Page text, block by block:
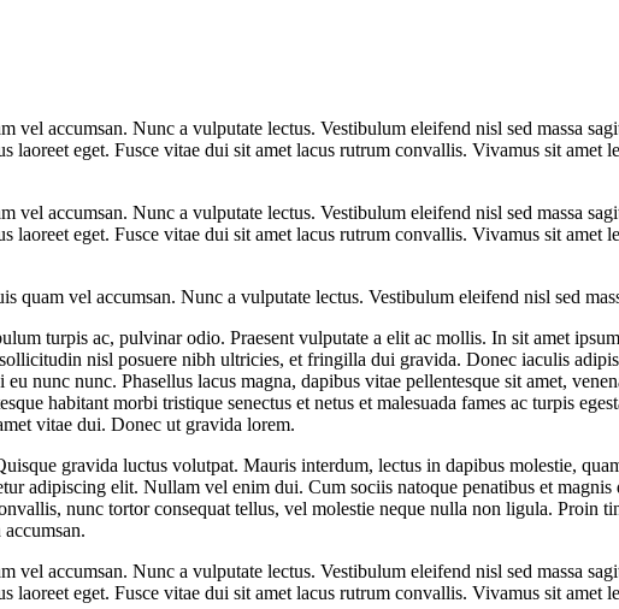
accumsan. Nunc a vulputate lectus. Vestibulum eleifend nisl sed massa
eget. Fusce vitae dui sit amet lacus rutrum convallis. Vivamus sit amet
accumsan. Nunc a vulputate lectus. Vestibulum eleifend nisl sed massa
eget. Fusce vitae dui sit amet lacus rutrum convallis. Vivamus sit amet
vel accumsan. Nunc a vulputate lectus. Vestibulum eleifend nisl sed
turpis ac, pulvinar odio. Praesent vulputate a elit ac mollis. In sit amet
nisl posuere nibh ultricies, et fringilla dui gravida. Donec iaculis
nunc. Phasellus lacus magna, dapibus vitae pellentesque sit amet,
habitant morbi tristique senectus et netus et malesuada fames ac turpis
vitae dui. Donec ut gravida lorem.
gravida luctus volutpat. Mauris interdum, lectus in dapibus molestie,
adipiscing elit. Nullam vel enim dui. Cum sociis natoque penatibus et magnis
nunc tortor consequat tellus, vel molestie neque nulla non ligula. Proin
accumsan. Nunc a vulputate lectus. Vestibulum eleifend nisl sed massa
eget. Fusce vitae dui sit amet lacus rutrum convallis. Vivamus sit amet